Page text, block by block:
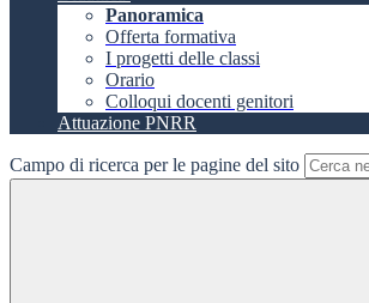
Panoramica
Offerta formativa
I progetti delle classi
Orario
Colloqui docenti genitori
Attuazione PNRR
Campo di ricerca per le pagine del sito